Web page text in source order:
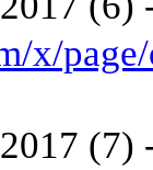
x/
(7)